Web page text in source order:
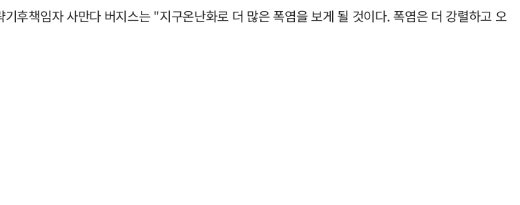
후책임자 사만다 버지스는 "지구온난화로 더 많은 폭염을 보게 될 것이다. 폭염은 더 강렬하고 오